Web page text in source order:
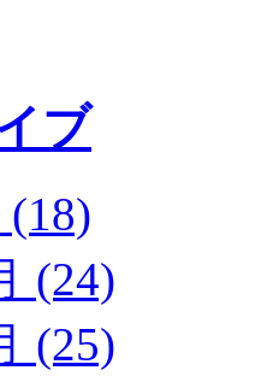
ブ
(18)
(24)
(25)